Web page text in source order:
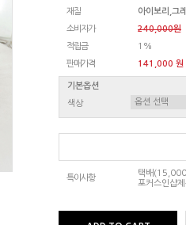
재질
아이보리,그
소비자가
240,000원
적립금
1%
판매가격
141,000 원
기본옵션
색상
특이사항
택배
포커스인샵